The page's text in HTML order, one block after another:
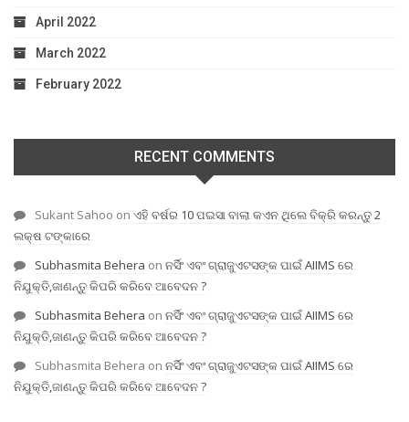
April 2022
March 2022
February 2022
RECENT COMMENTS
Sukant Sahoo on ଏହି ବର୍ଷର 10 ପଇସା ବାଲା କଏନ ଥିଲେ ବିକ୍ରି କରନ୍ତୁ 2
ଲକ୍ଷ ଟଙ୍କାରେ
Subhasmita Behera on ନର୍ସିଂ ଏବଂ ଗ୍ରାଜୁଏଟସଙ୍କ ପାଇଁ AIIMS ରେ
ନିଯୁକ୍ତି,ଜାଣନ୍ତୁ କିପରି କରିବେ ଆବେଦନ ?
Subhasmita Behera on ନର୍ସିଂ ଏବଂ ଗ୍ରାଜୁଏଟସଙ୍କ ପାଇଁ AIIMS ରେ
ନିଯୁକ୍ତି,ଜାଣନ୍ତୁ କିପରି କରିବେ ଆବେଦନ ?
Subhasmita Behera on ନର୍ସିଂ ଏବଂ ଗ୍ରାଜୁଏଟସଙ୍କ ପାଇଁ AIIMS ରେ
ନିଯୁକ୍ତି,ଜାଣନ୍ତୁ କିପରି କରିବେ ଆବେଦନ ?